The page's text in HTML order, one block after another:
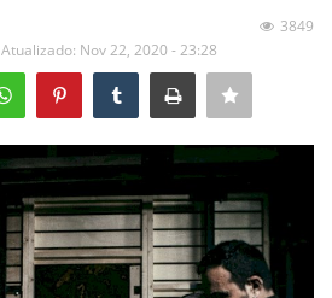
Atualizado: Nov 22, 2020 - 23:28
3849